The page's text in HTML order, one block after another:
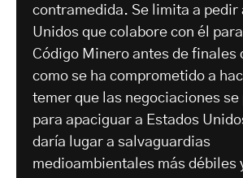
contramedida. Se limita a pedir
Unidos que colabore con él
Código Minero antes de finales
como se ha comprometido a
temer que las negociaciones
para apaciguar a Estados
daría lugar a salvaguardias
medioambientales más débiles